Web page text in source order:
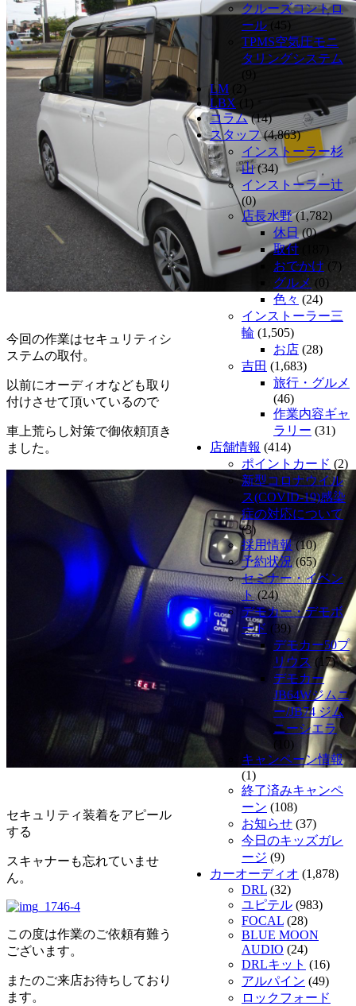
今回の作業はセキュリティシ
ステムの取付。
以前にオーディオなども取り
付けさせて頂いているので
車上荒らし対策で御依頼頂き
ました。
セキュリティ装着をアピール
する
スキャナーも忘れていませ
ん。
この度は作業のご依頼有難う
ございます。
またのご来店お待ちしており
ます。
クルーズコントロ
ール (45)
TPMS空気圧モニ
タリングシステム
LM
LBX
コラム(14)
スタッフ(4,863)
インストーラー杉
山(34)
インストーラー辻
(0)
店長水野(1,782)
休日(0)
取付
おでかけ (7)
グルメ (0)
色々 (24)
インストーラー三
輪 (1,505)
お店 (28)
吉田 (1,683)
旅行・グルメ
(46)
作業内容ギャ
ラリー (31)
店舗情報 (414)
ポイントカード (2)
新型コロナウイル
ス(COVID-19)感染
症の対応について
(3)
採用情報(10)
予約状況(65)
セミナー・イベン
ト(24)
デモカー・デモボ
ード (39)
デモカー50プ
リウス (17)
デモカー
JB64Wジムニ
ー/JB74 ジム
ニーシエラ
(10)
キャンペーン情報
(1)
終了済みキャンペ
ーン (108)
お知らせ (37)
今日のキッズガレ
ージ (9)
カーオーディオ (1,878)
DRL (32)
ユピテル (983)
FOCAL (28)
BLUE MOON
AUDIO (24)
DRLキット (16)
アルパイン (49)
ロックフォード